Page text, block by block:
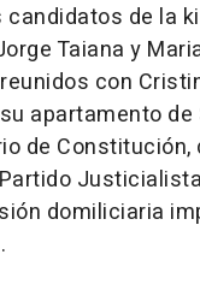
de la
Taiana y
con
apartamento de
de Constitución,
domiliciaria